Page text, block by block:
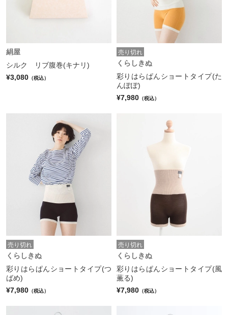
絹屋
シルク リブ腹巻(キナリ)
¥3,080 （税込）
売り切れ
くらしきぬ
彩りはらぱんショートタイプ(た
んぽぽ)
¥7,980 （税込）
売り切れ
くらしきぬ
彩りはらぱんショートタイプ(つ
ばめ)
¥7,980 （税込）
売り切れ
くらしきぬ
彩りはらぱんショートタイプ(風
薫る)
¥7,980 （税込）